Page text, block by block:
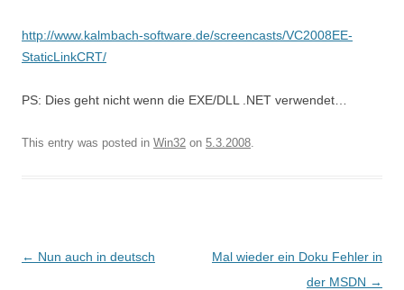
http://www.kalmbach-software.de/screencasts/VC2008EE-
StaticLinkCRT/
PS: Dies geht nicht wenn die EXE/DLL .NET verwendet…
This entry was posted in Win32 on 5.3.2008.
Post
← Nun auch in deutsch
Mal wieder ein Doku Fehler in
der MSDN →